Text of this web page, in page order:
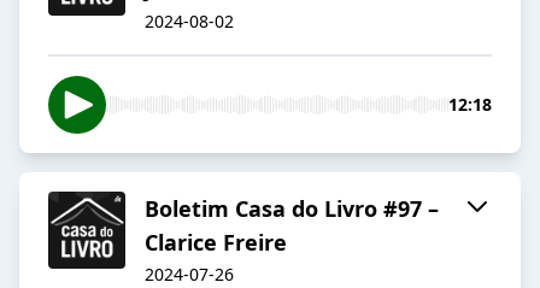
2024-08-02
12:18
Boletim Casa do Livro #97 –
Clarice Freire
2024-07-26